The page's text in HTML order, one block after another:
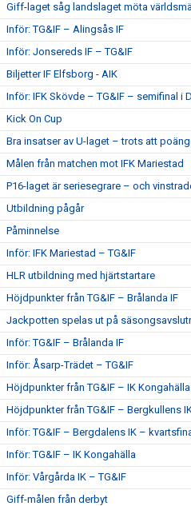
Giff-laget såg landslaget möta
Inför: TG&IF – Alingsås IF
Inför: Jonsereds IF – TG&IF
Biljetter IF Elfsborg - AIK
Inför: IFK Skövde – TG&IF – semifinal i
Kick On Cup
Bra insatser av U-laget – trots att
Målen från matchen mot IFK Mariestad
P16-laget är seriesegrare – och
Utbildning pågår
Påminnelse
Inför: IFK Mariestad – TG&IF
HLR utbildning med hjärtstartare
Höjdpunkter från TG&IF – Brålanda IF
Jackpotten spelas ut på
Inför: TG&IF – Brålanda IF
Inför: Åsarp-Trädet – TG&IF
Höjdpunkter från TG&IF – IK Kongahälla
Höjdpunkter från TG&IF – Bergkullens
Inför: TG&IF – Bergdalens IK –
Inför: TG&IF – IK Kongahälla
Inför: Vårgårda IK – TG&IF
Giff-målen från derbyt